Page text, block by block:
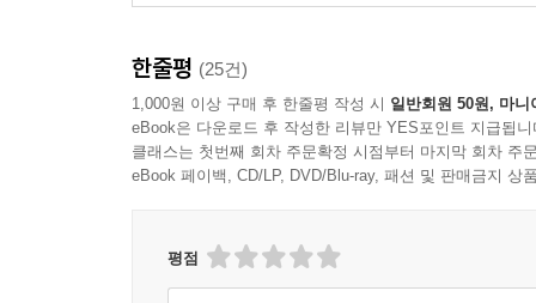
한줄평 (25건)
1,000원 이상 구매 후 한줄평 작성 시 일반회원 50원, 마니
eBook은 다운로드 후 작성한 리뷰만 YES포인트 지급됩니
클래스는 첫번째 회차 주문확정 시점부터 마지막 회차 주
eBook 페이백, CD/LP, DVD/Blu-ray, 패션 및 판매금지 상
평점